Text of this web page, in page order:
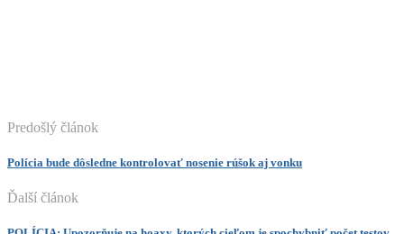
Predošlý článok
Polícia bude dôsledne kontrolovať nosenie rúšok aj vonku
Ďalší článok